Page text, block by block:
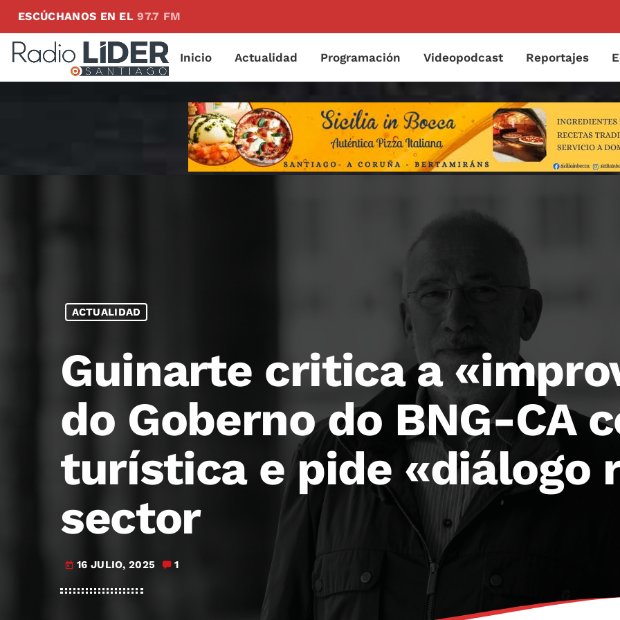
ESCÚCHANOS EN EL97.7 FM
Inicio Actualidad Programación Videopodcast Reportajes
ACTUALIDAD
Guinarte critica a
do Goberno do BNG-CA
turística e pide «diálogo
sector
today 16 JULIO, 2025 1